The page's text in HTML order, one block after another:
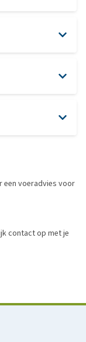
een voeradvies voor
contact op met je